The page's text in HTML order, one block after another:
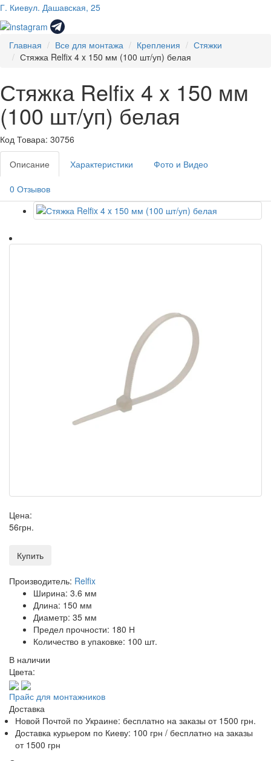
Г. Киевул. Дашавская, 25
Главная Все для монтажа Крепления
Стяжки
Стяжка Relfix 4 x 150 мм (100 шт/уп) белая
Стяжка Relfix 4 x 150 мм
(100 шт/уп) белая
Код Товара: 30756
Описание Характеристики Фото и Видео
0 Отзывов
Цена:
56грн.
Купить
Производитель: Relfix
Ширина: 3.6 мм
Длина: 150 мм
Диаметр: 35 мм
Предел прочности: 180 Н
Количество в упаковке: 100 шт.
В наличии
Цвета:
Прайс для монтажников
Доставка
Новой Почтой по Украине: бесплатно на заказы от 1500 грн.
Доставка курьером по Киеву: 100 грн / бесплатно на заказы
от 1500 грн